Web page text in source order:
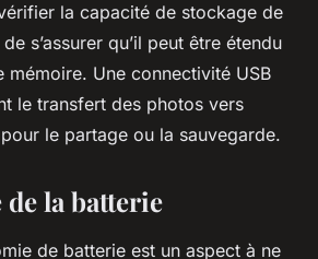
la capacité de stockage de
s’assurer qu’il peut être étendu
mémoire. Une connectivité USB
le transfert des photos vers
le partage ou la sauvegarde.
la batterie
de batterie est un aspect à ne